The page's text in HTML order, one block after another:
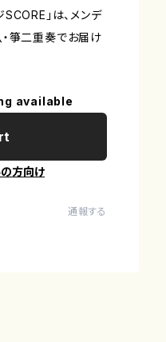
」は、メンデ
・箏二重奏でお届け
available
方向け
通報する